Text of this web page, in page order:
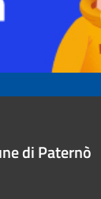
di Paternò